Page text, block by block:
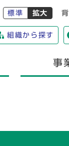
標準 拡大
組織から探す
事